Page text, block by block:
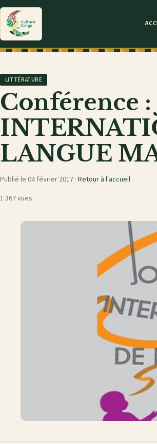
LITTÉRATURE
Conférence
LANGUE
Publié le 04 février 2017 · Retour à l'accueil
1 367 vues